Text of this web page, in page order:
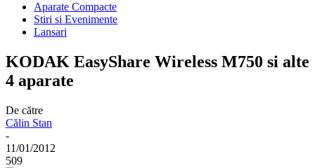
Aparate Compacte
Stiri si Evenimente
Lansari
KODAK EasyShare Wireless M750 si alte
4 aparate
De către
Călin Stan
-
11/01/2012
509